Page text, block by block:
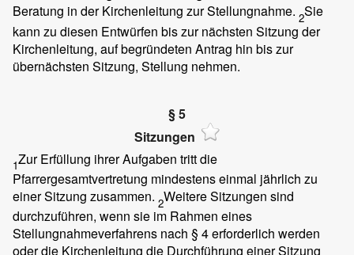
Beratung in der Kirchenleitung zur Stellungnahme. 2Sie
kann zu diesen Entwürfen bis zur nächsten Sitzung der
Kirchenleitung, auf begründeten Antrag hin bis zur
übernächsten Sitzung, Stellung nehmen.
§ 5
Sitzungen
1Zur Erfüllung ihrer Aufgaben tritt die
Pfarrergesamtvertretung mindestens einmal jährlich zu
einer Sitzung zusammen. 2Weitere Sitzungen sind
durchzuführen, wenn sie im Rahmen eines
Stellungnahmeverfahrens nach § 4 erforderlich werden
oder die Kirchenleitung die Durchführung einer Sitzung